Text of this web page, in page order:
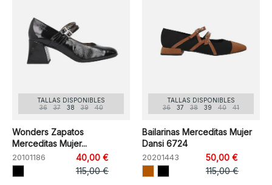
TALLAS DISPONIBLES
36
37 38 39 40
Wonders Zapatos
Merceditas Mujer...
20101186
40,00 €
115,00 €
TALLAS DISPONIBLES
36
37 38 39 40 41
Bailarinas Merceditas Mujer
Dansi 6724
20201443
50,00 €
115,00 €